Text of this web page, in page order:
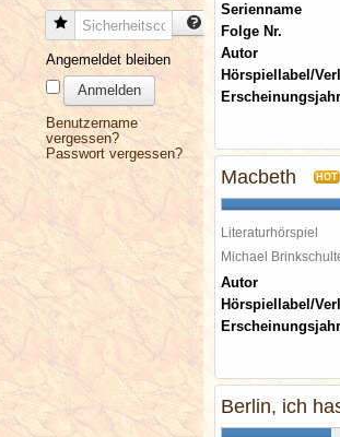
Sicherheitscode
Angemeldet bleiben
Anmelden
Benutzername
vergessen?
Passwort vergessen?
Serienname
Folge Nr.
Autor
Hörspiellabel/
Erscheinungsjahr
Macbeth HOT
Literaturhörspiel
Michael
Autor
Hörspiellabel/
Erscheinungsjahr
Berlin, ich